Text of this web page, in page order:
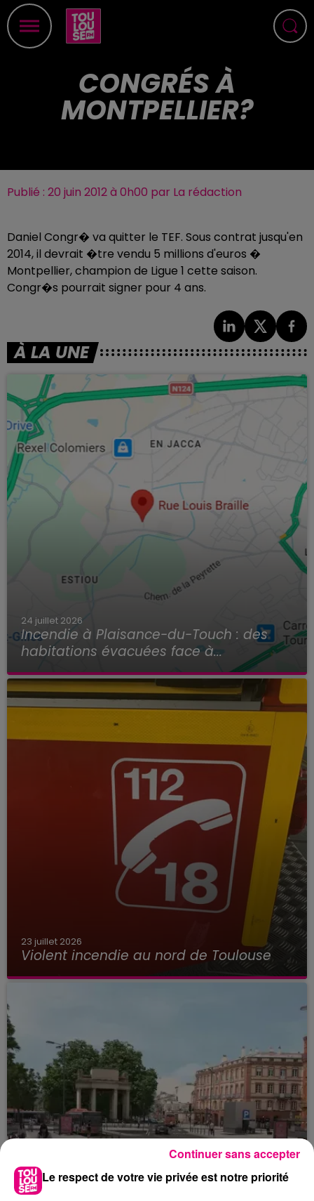
CONGRÉS À
MONTPELLIER?
Publié : 20 juin 2012 à 0h00 par La rédaction
Daniel Congr� va quitter le TEF. Sous contrat jusqu'en
2014, il devrait �tre vendu 5 millions d'euros �
Montpellier, champion de Ligue 1 cette saison.
Congr�s pourrait signer pour 4 ans.
À LA UNE
24 juillet 2026
Incendie à Plaisance-du-Touch : des
habitations évacuées face à...
23 juillet 2026
Violent incendie au nord de Toulouse
Le respect de votre vie privée est notre priorité
Continuer sans accepter